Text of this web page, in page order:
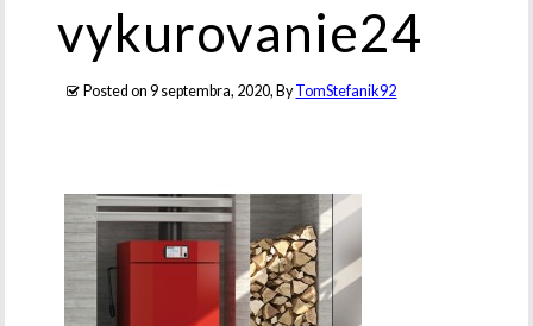
vykurovanie24
Posted on 9 septembra, 2020, ByTomStefanik92